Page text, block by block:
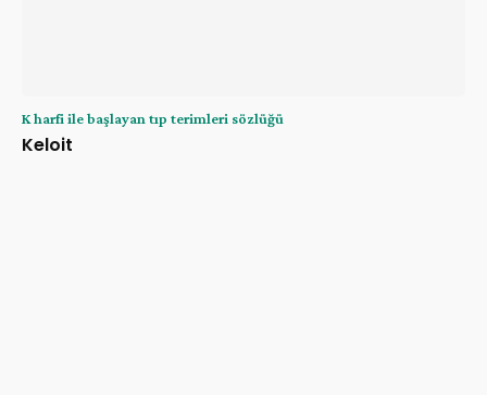
K harfi ile başlayan tıp terimleri sözlüğü
Keloit